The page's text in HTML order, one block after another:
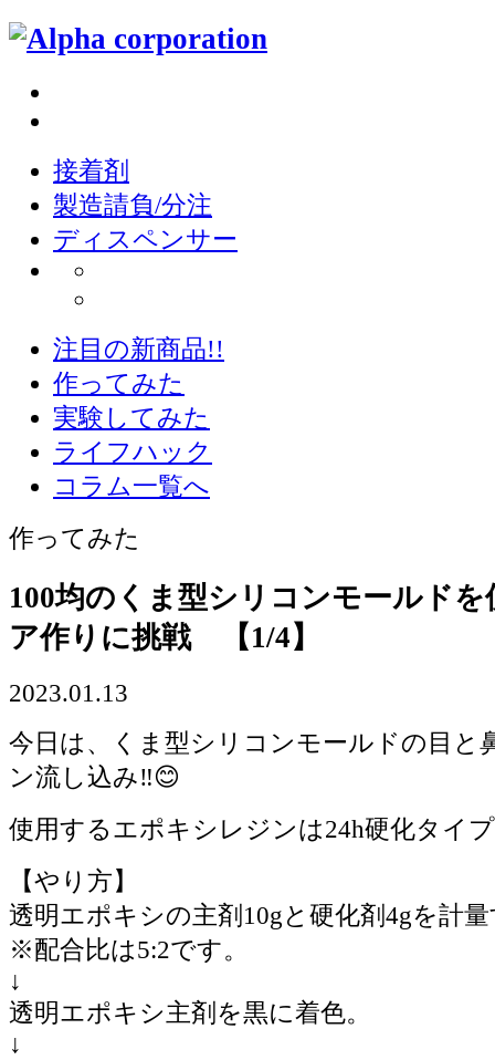
接着剤
製造請負/分注
ディスペンサー
注目の新商品!!
作ってみた
実験してみた
ライフハック
コラム一覧へ
作ってみた
100均のくま型シリコンモールド
ア作りに挑戦 【1/4】
2023.01.13
今日は、くま型シリコンモールドの目と
ン流し込み‼️😊
使用するエポキシレジンは24h硬化タイ
【やり方】
透明エポキシの主剤10gと硬化剤4gを計
※配合比は5:2です。
↓
透明エポキシ主剤を黒に着色。
↓